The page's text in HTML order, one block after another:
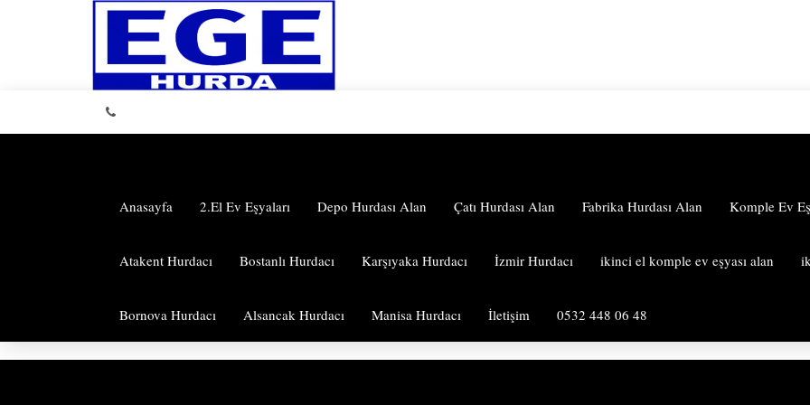
Anasayfa 2.El Ev Eşyaları Depo Hurdası Alan Çatı Hurdası Alan Fabrika Hurdası Alan Komple Ev
Atakent Hurdacı Bostanlı Hurdacı Karşıyaka Hurdacı İzmir Hurdacı ikinci el komple ev eşyası alan
Bornova Hurdacı Alsancak Hurdacı Manisa Hurdacı İletişim 0532 448 06 48